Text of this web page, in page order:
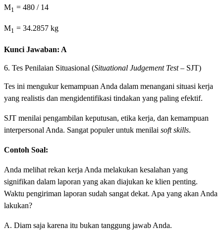
M1 ​= 480 / 14
M1 = 34.2857 kg
Kunci Jawaban: A
6. Tes Penilaian Situasional (Situational Judgement Test– SJT)
Tes ini mengukur kemampuan Anda dalam menangani situasi kerja
yang realistis dan mengidentifikasi tindakan yang paling efektif.
SJT menilai pengambilan keputusan, etika kerja, dan kemampuan
interpersonal Anda. Sangat populer untuk menilai soft skills.
Contoh Soal:
Anda melihat rekan kerja Anda melakukan kesalahan yang
signifikan dalam laporan yang akan diajukan ke klien penting.
Waktu pengiriman laporan sudah sangat dekat. Apa yang akan Anda
lakukan?
A. Diam saja karena itu bukan tanggung jawab Anda.